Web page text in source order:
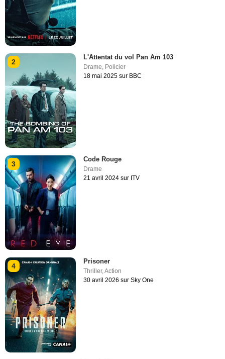
2
L'Attentat du vol Pan Am 103
Drame Policier
18 mai 2025 sur BBC
3
Code Rouge
Drame
21 avril 2024 sur ITV
4
Prisoner
Thriller,Action
30 avril 2026 sur Sky One